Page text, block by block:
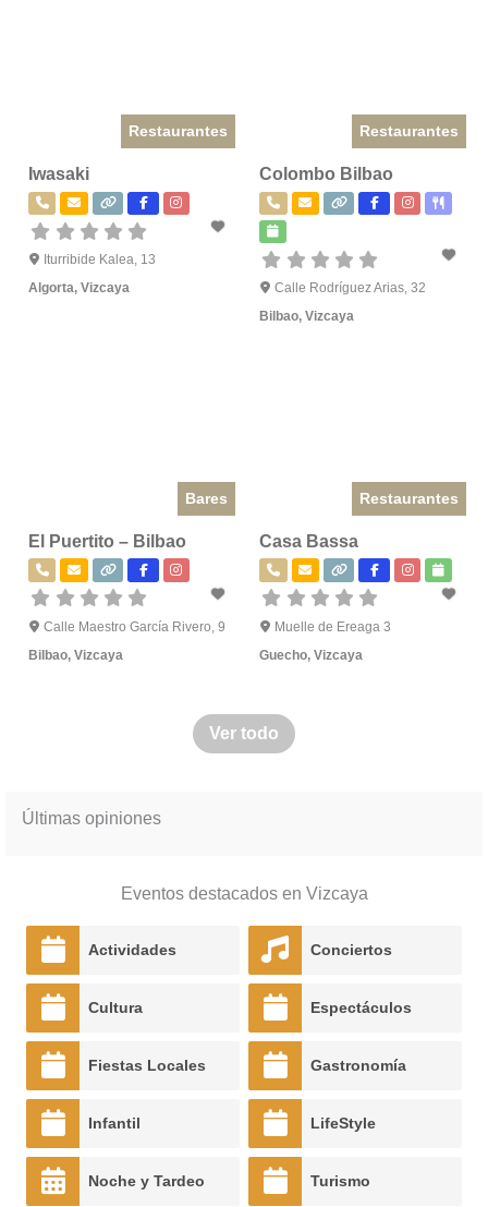
Restaurantes
Iwasaki
Iturribide Kalea, 13
Algorta, Vizcaya
Restaurantes
Colombo Bilbao
Calle Rodríguez Arias, 32
Bilbao,Vizcaya
Bares
El Puertito – Bilbao
Calle Maestro García Rivero, 9
Bilbao, Vizcaya
Restaurantes
Casa Bassa
Muelle de Ereaga 3
Guecho,Vizcaya
Ver todo
Últimas opiniones
Eventos destacados en Vizcaya
Actividades Conciertos
Cultura Espectáculos
Fiestas Locales Gastronomía
Infantil LifeStyle
Noche y Tardeo Turismo